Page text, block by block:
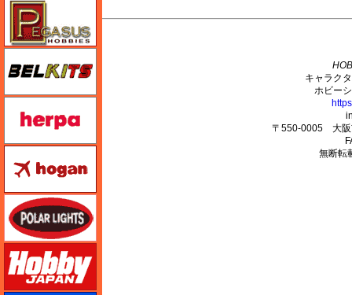
M's PLUS
キャラク
ホビー
〒550-0005 大阪
無断転